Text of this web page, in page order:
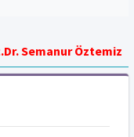
Semanur Öztemiz